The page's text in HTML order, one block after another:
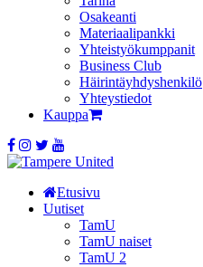
Osakeanti
Materiaalipankki
Yhteistyö­kumppanit
Business Club
Häirintä­yhdyshenkilö
Yhteystiedot
Kauppa
Etusivu
Uutiset
TamU
TamU naiset
TamU 2